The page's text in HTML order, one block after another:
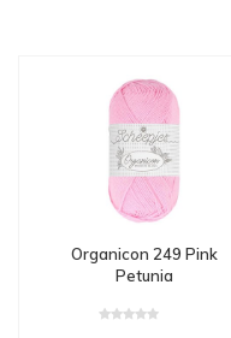
Organicon 249 Pink
Petunia